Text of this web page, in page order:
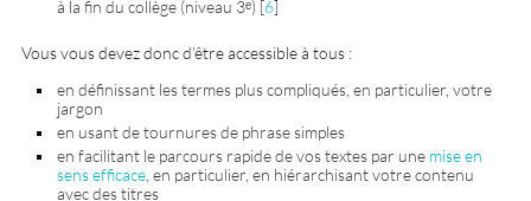
à la fin du collège (niveau 3ᵉ) [6]
Vous vous devez donc d’être accessible à tous :
en définissant les termes plus compliqués, en particulier, votre
jargon
en usant de tournures de phrase simples
en facilitant le parcours rapide de vos textes par une mise en
sens efficace , en particulier, en hiérarchisant votre contenu
avec des titres